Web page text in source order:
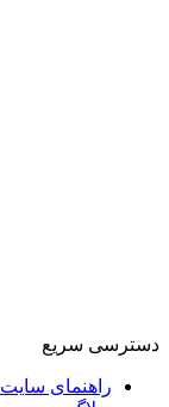
دسترسی سریع
راهنمای سایت